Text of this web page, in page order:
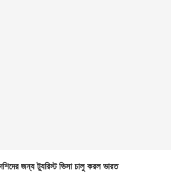
জন্য ট্যুরিস্ট ভিসা চালু করল ভারত